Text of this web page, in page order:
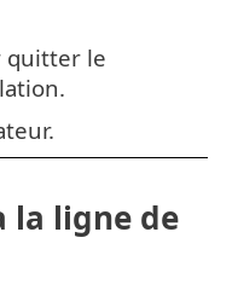
quitter le
la ligne de